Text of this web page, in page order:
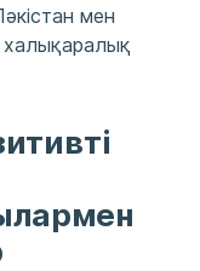
мен